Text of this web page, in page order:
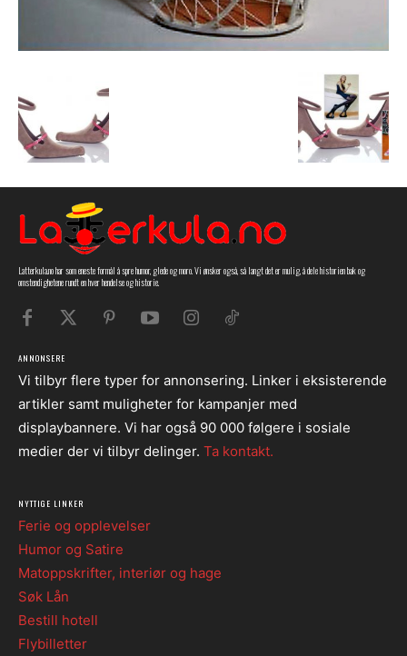
Latterkula.no har som eneste formål å spre humor, glede og moro. Vi ønsker også, så langt det er mulig, å dele historien bak og
omstendighetene rundt en hver hendelse og historie.
ANNONSERE
Vi tilbyr flere typer for annonsering. Linker i eksisterende
artikler samt muligheter for kampanjer med
displaybannere. Vi har også 90 000 følgere i sosiale
medier der vi tilbyr delinger. Ta kontakt.
NYTTIGE LINKER
Ferie og opplevelser
Humor og Satire
Matoppskrifter, interiør og hage
Søk Lån
Bestill hotell
Flybilletter